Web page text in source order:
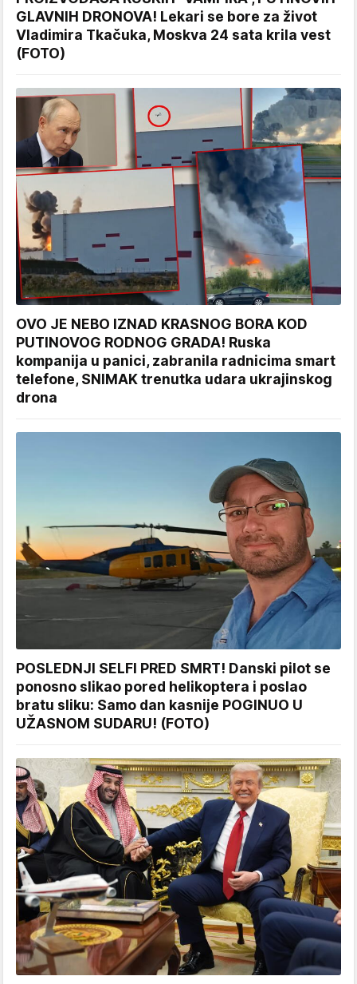
GLAVNIH DRONOVA! Lekari se bore za život
Vladimira Tkačuka, Moskva 24 sata krila vest
(FOTO)
OVO JE NEBO IZNAD KRASNOG BORA KOD
PUTINOVOG RODNOG GRADA! Ruska
kompanija u panici, zabranila radnicima smart
telefone, SNIMAK trenutka udara ukrajinskog
drona
POSLEDNJI SELFI PRED SMRT! Danski pilot se
ponosno slikao pored helikoptera i poslao
bratu sliku: Samo dan kasnije POGINUO U
UŽASNOM SUDARU! (FOTO)